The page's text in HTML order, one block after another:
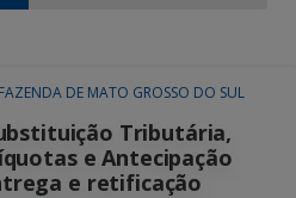
DE MATO GROSSO DO SUL
Tributária,
e Antecipação
e retificação